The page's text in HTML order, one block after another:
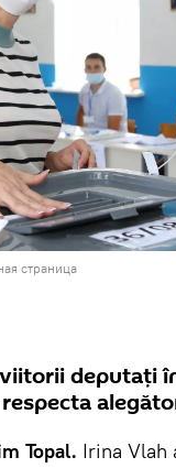
страница
deputați
Topal. Irina Vlah